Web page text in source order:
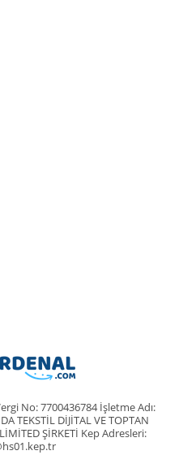
No: 7700436784 İşletme Adı:
TEKSTİL DİJİTAL VE TOPTAN
ŞİRKETİ Kep Adresleri: